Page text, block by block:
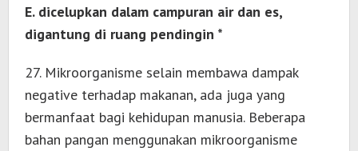
E. dicelupkan dalam campuran air dan es,
digantung di ruang pendingin *
27. Mikroorganisme selain membawa dampak
negative terhadap makanan, ada juga yang
bermanfaat bagi kehidupan manusia. Beberapa
bahan pangan menggunakan mikroorganisme